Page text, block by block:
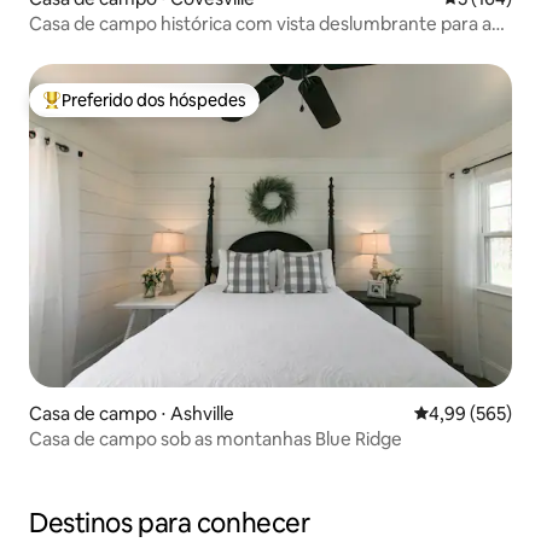
Casa de campo histórica com vista deslumbrante para a
Entre os melhores preferidos dos hóspedes
Preferido dos hóspedes
Casa de campo ⋅ Ashville 4,99 de uma
4,99 (565)
Casa de campo sob as montanhas Blue Ridge
Destinos para conhecer